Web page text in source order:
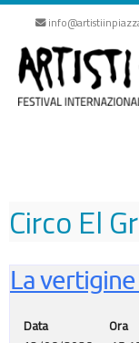
Vai
contenuto
Circo El
La
Data
Ora